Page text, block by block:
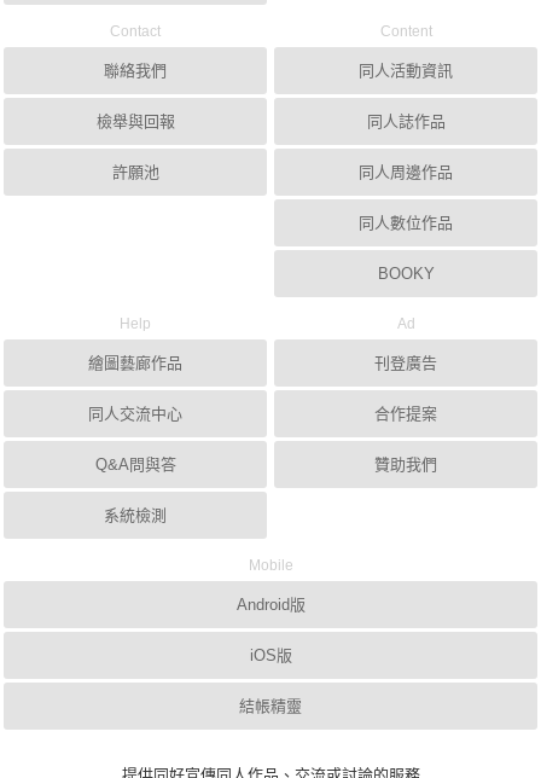
Contact
聯絡我們
檢舉與回報
許願池
Content
同人活動資訊
同人誌作品
同人周邊作品
同人數位作品
BOOKY
Help
繪圖藝廊作品
同人交流中心
Q&A問與答
系統檢測
Ad
刊登廣告
合作提案
贊助我們
Mobile
Android版
iOS版
結帳精靈